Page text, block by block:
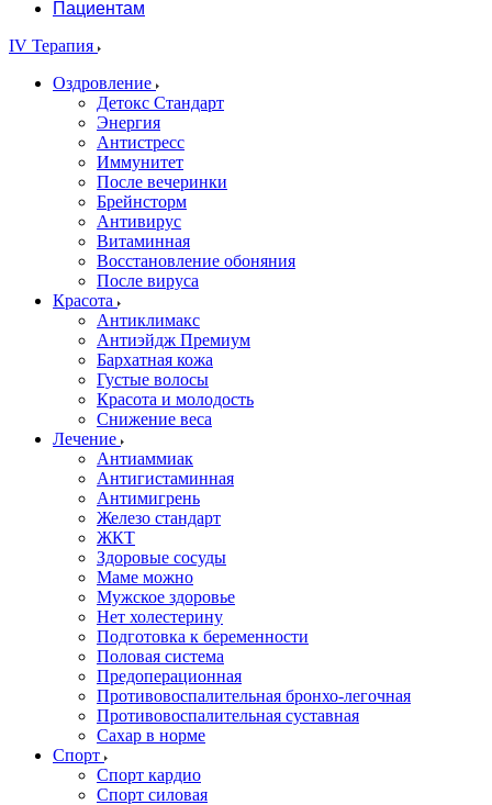
Пациентам
IV Терапия
Оздровление
Детокс Стандарт
Энергия
Антистресс
Иммунитет
После вечеринки
Брейнсторм
Антивирус
Витаминная
Восстановление обоняния
После вируса
Красота
Антиклимакс
Антиэйдж Премиум
Бархатная кожа
Густые волосы
Красота и молодость
Снижение веса
Лечение
Антиаммиак
Антигистаминная
Антимигрень
Железо стандарт
ЖКТ
Здоровые сосуды
Маме можно
Мужское здоровье
Нет холестерину
Подготовка к беременности
Половая система
Предоперационная
Противовоспалительная бронхо-легочная
Противовоспалительная суставная
Сахар в норме
Спорт
Спорт кардио
Спорт силовая